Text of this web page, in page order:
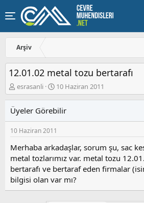
Arşiv
12.01.02 metal tozu bertarafı
K
o
u
y
u
a
ş
l
a
esrasanli
B
a
l
a
n
ı
ç
t
a
10 Haziran 2011
Üyeler Görebilir
10 Haziran 2011
Merhaba arkadaşlar, sorum şu, sac
metal tozlarımız var. metal tozu
bertarafı ve bertaraf eden firmalar
bilgisi olan var mı?